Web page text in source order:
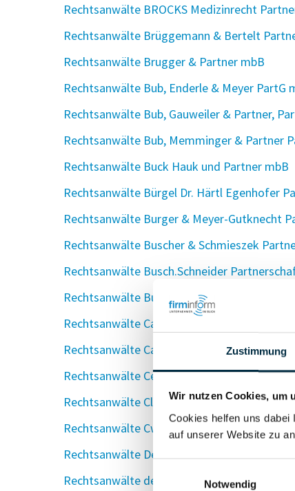
Zustimmung
Wir nutzen Cookies, um
Cookies helfen uns dabei
auf unserer Website zu
Notwendig
Rechtsanwälte BROCKS Medizinrecht
Rechtsanwälte Brüggemann & Bertelt
Rechtsanwälte Brugger & Partner mbB
Rechtsanwälte Bub, Enderle & Meyer PartG
Rechtsanwälte Bub, Gauweiler & Partner,
Rechtsanwälte Bub, Memminger & Partner
Rechtsanwälte Buck Hauk und Partner mbB
Rechtsanwälte Bürgel Dr. Härtl Egenhofer
Rechtsanwälte Burger & Meyer-Gutknecht
Rechtsanwälte Buscher & Schmieszek
Rechtsanwälte Busch.Schneider
Rechtsanwälte Bußmann & Koßin
Rechtsanwälte Callsen & Thürk in
Rechtsanwälte Cavada und Partner mbB
Rechtsanwälte Ceelen, Dr. Hutter, Stalter,
Rechtsanwälte Closhen & Partner
Rechtsanwälte Cwik & Kirschbaum
Rechtsanwälte Decker & Kollegen
Rechtsanwälte de Coulon, Dr. Hagenauer &